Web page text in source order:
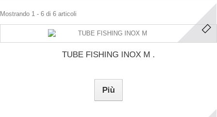
Mostrando 1 - 6 di 6 articoli
TUBE FISHING INOX M .
Più